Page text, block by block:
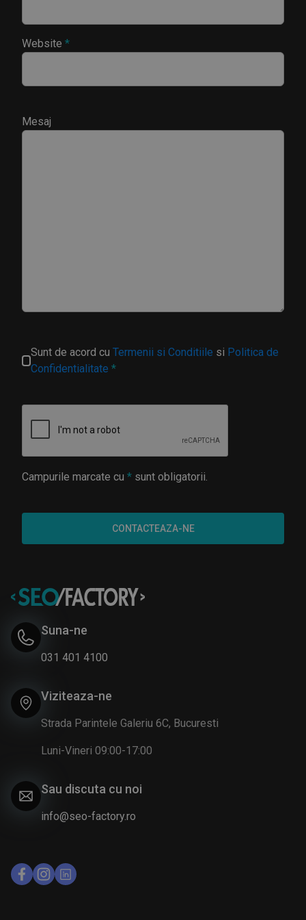
Website *
Mesaj
Sunt de acord cuTermenii si Conditiile si Politica de
Confidentialitate *
Campurile marcate cu * sunt obligatorii.
Suna-ne
031 401 4100
Viziteaza-ne
Strada Parintele Galeriu 6C, Bucuresti
Luni-Vineri 09:00-17:00
Sau discuta cu noi
info@seo-factory.ro